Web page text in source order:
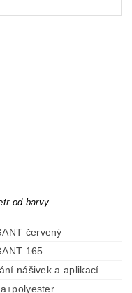
od barvy.
červený
165
nášivek a aplikací